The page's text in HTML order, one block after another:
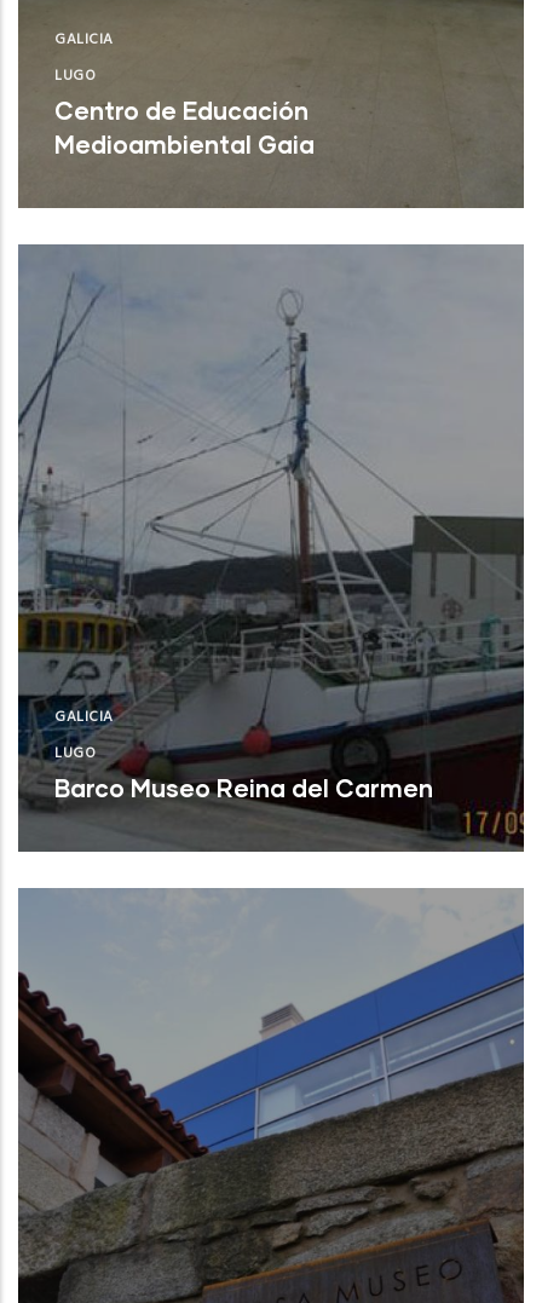
GALICIA
LUGO
Centro de Educación
Medioambiental Gaia
Burela (Lugo)
GALICIA
LUGO
Barco Museo Reina del Carmen
Burela (Lugo)